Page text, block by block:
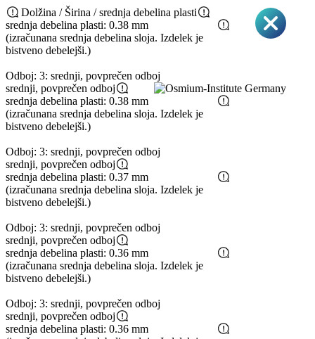
Dolžina / Širina / srednja debelina plasti
srednja debelina plasti: 0.38 mm
(izračunana srednja debelina sloja. Izdelek je
bistveno debelejši.)
Odboj: 3: srednji, povprečen odboj
srednji, povprečen odboj
srednja debelina plasti: 0.38 mm
(izračunana srednja debelina sloja. Izdelek je
bistveno debelejši.)
Odboj: 3: srednji, povprečen odboj
srednji, povprečen odboj
srednja debelina plasti: 0.37 mm
(izračunana srednja debelina sloja. Izdelek je
bistveno debelejši.)
Odboj: 3: srednji, povprečen odboj
srednji, povprečen odboj
srednja debelina plasti: 0.36 mm
(izračunana srednja debelina sloja. Izdelek je
bistveno debelejši.)
Odboj: 3: srednji, povprečen odboj
srednji, povprečen odboj
srednja debelina plasti: 0.36 mm